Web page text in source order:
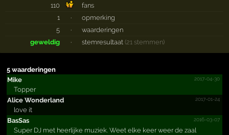
110
fans
1
·
opmerking
5
·
waarderingen
geweldig
· stemresultaat (21 stemmen)
5 waarderingen
Mike
2017-04-30
Topper
Alice Wonderland
2017-01-24
love it
BasSas
2016-03-07
Super DJ met heerlijke muziek. Weet elke keer weer de zaal